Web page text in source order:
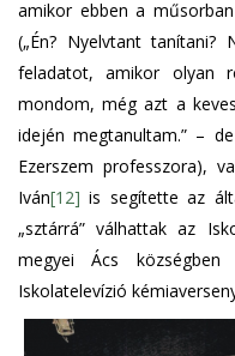
amikor ebben a
(„Én? Nyelvtant
feladatot, amikor olyan
mondom, még azt a
idején megtanultam.” –
Ezerszem professzora),
Iván[12] is segítette az
„sztárrá” válhattak az
megyei Ács
Iskolatelevízió